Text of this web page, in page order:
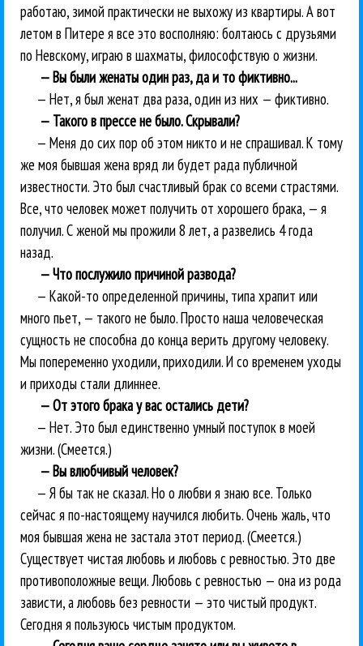
работаю, зимой практически не выхожу из квартиры. А вот
летом в Питере я все это восполняю: болтаюсь с друзьями
по Невскому, играю в шахматы, философствую о жизни.
— Вы были женаты один раз, да и то фиктивно...
— Нет, я был женат два раза, один из них — фиктивно.
— Такого в прессе не было. Скрывали?
— Меня до сих пор об этом никто и не спрашивал. К тому
же моя бывшая жена вряд ли будет рада публичной
известности. Это был счастливый брак со всеми страстями.
Все, что человек может получить от хорошего брака, — я
получил. С женой мы прожили 8 лет, а развелись 4 года
назад.
— Что послужило причиной развода?
— Какой-то определенной причины, типа храпит или
много пьет, — такого не было. Просто наша человеческая
сущность не способна до конца верить другому человеку.
Мы попеременно уходили, приходили. И со временем уходы
и приходы стали длиннее.
— От этого брака у вас остались дети?
— Нет. Это был единственно умный поступок в моей
жизни. (Смеется.)
— Вы влюбчивый человек?
— Я бы так не сказал. Но о любви я знаю все. Только
сейчас я по-настоящему научился любить. Очень жаль, что
моя бывшая жена не застала этот период. (Смеется.)
Существует чистая любовь и любовь с ревностью. Это две
противоположные вещи. Любовь с ревностью — она из рода
зависти, а любовь без ревности — это чистый продукт.
Сегодня я пользуюсь чистым продуктом.